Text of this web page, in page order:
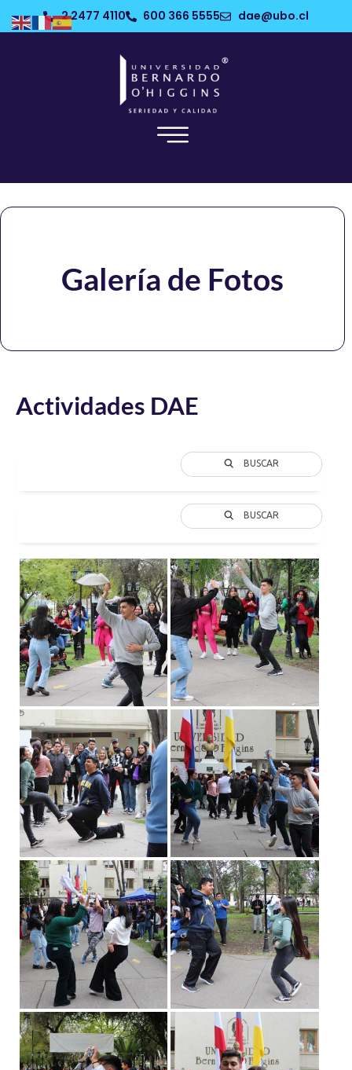
2 2477 4110 600 366 5555 dae@ubo.cl
Galería de Fotos
Actividades DAE
BUSCAR
BUSCAR